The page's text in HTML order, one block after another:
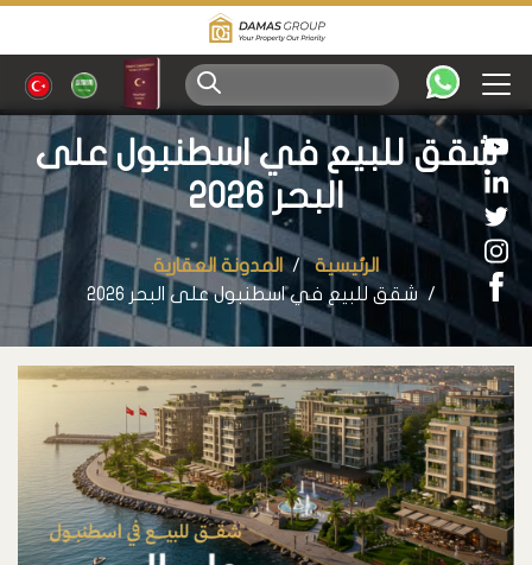
شقق للبيع في اسطنبول على
البحر 2026
الرئيسية
المدونة العقارية
شقق للبيع في اسطنبول على البحر 2026